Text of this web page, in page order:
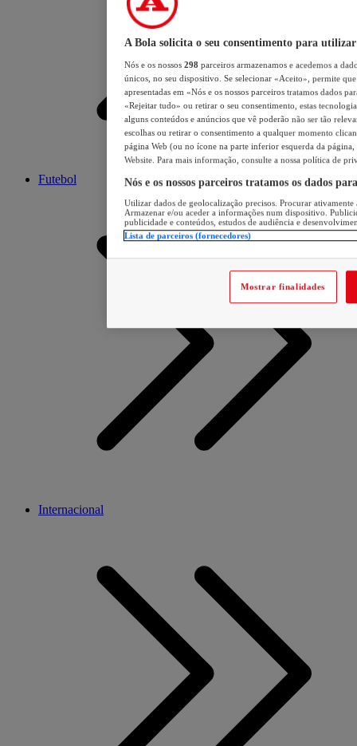
Futebol
Internacional
A Bola solicita o seu consentimento para utilizar
Nós e os nossos 298 parceiros armazenamos e acedemos a
únicos, no seu dispositivo. Se selecionar «Aceito», permite
apresentadas em «Nós e os nossos parceiros tratamos dados
«Rejeitar tudo» ou retirar o seu consentimento, estas
alguns conteúdos e anúncios que vê poderão não ser tão
escolhas ou retirar o consentimento a qualquer momento
página Web (ou no ícone na parte inferior esquerda da página,
Website. Para mais informação, consulte a nossa política de
Nós e os nossos parceiros tratamos os dados
Utilizar dados de geolocalização precisos. Procurar
Armazenar e/ou aceder a informações num dispositivo.
publicidade e conteúdos, estudos de audiência e
Lista de parceiros (fornecedores)
Mostrar finalidades